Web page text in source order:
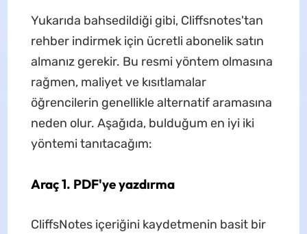
Yukarıda bahsedildiği gibi, Cliffsnotes'tan
rehber indirmek için ücretli abonelik satın
almanız gerekir. Bu resmi yöntem olmasına
rağmen, maliyet ve kısıtlamalar
öğrencilerin genellikle alternatif aramasına
neden olur. Aşağıda, bulduğum en iyi iki
yöntemi tanıtacağım:
Araç 1. PDF'ye yazdırma
CliffsNotes içeriğini kaydetmenin basit bir